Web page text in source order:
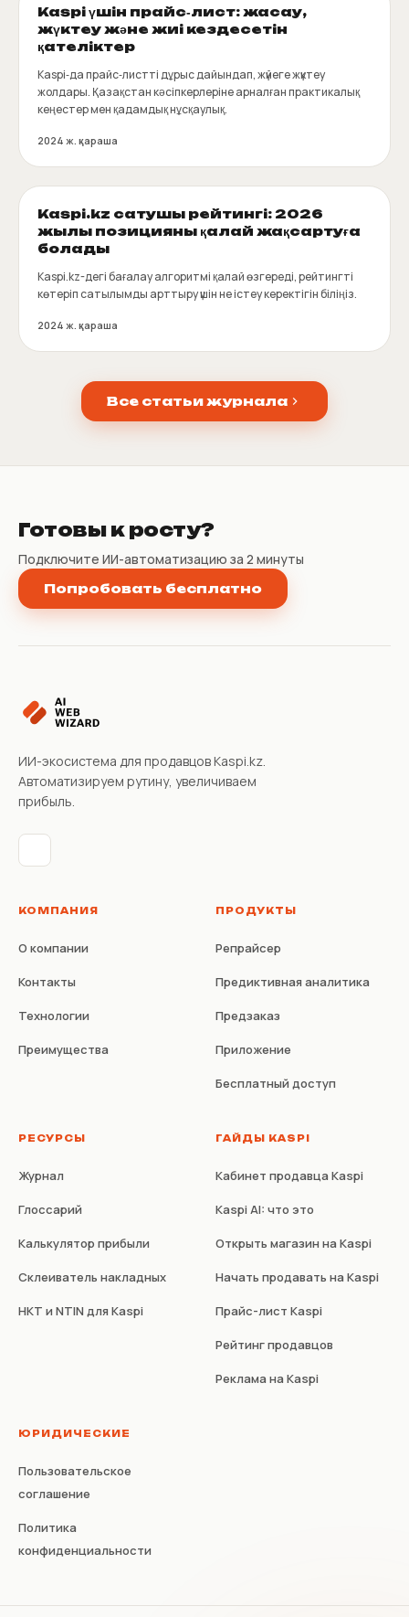
Kaspi үшін прайс‑лист: жасау,
жүктеу және жиі кездесетін
қателіктер
Kaspi‑да прайс‑листті дұрыс дайындап, жүйеге жүктеу
жолдары. Қазақстан кәсіпкерлеріне арналған практикалық
кеңестер мен қадамдық нұсқаулық.
2024 ж. қараша
Kaspi.kz сатушы рейтингі: 2026
жылы позицияны қалай жақсартуға
болады
Kaspi.kz-дегі бағалау алгоритмі қалай өзгереді, рейтингті
көтеріп сатылымды арттыру үшін не істеу керектігін біліңіз.
2024 ж. қараша
Все статьи журнала
Готовы к росту?
Подключите ИИ-автоматизацию за 2 минуты
Попробовать бесплатно
ИИ-экосистема для продавцов Kaspi.kz.
Автоматизируем рутину, увеличиваем
прибыль.
КОМПАНИЯ
О компании
Контакты
Технологии
Преимущества
ПРОДУКТЫ
Репрайсер
Предиктивная аналитика
Предзаказ
Приложение
Бесплатный доступ
РЕСУРСЫ
Журнал
Глоссарий
Калькулятор прибыли
Склеиватель накладных
НКТ и NTIN для Kaspi
ГАЙДЫ KASPI
Кабинет продавца Kaspi
Kaspi AI: что это
Открыть магазин на Kaspi
Начать продавать на Kaspi
Прайс-лист Kaspi
Рейтинг продавцов
Реклама на Kaspi
ЮРИДИЧЕСКИЕ
Пользовательское
соглашение
Политика
конфиденциальности